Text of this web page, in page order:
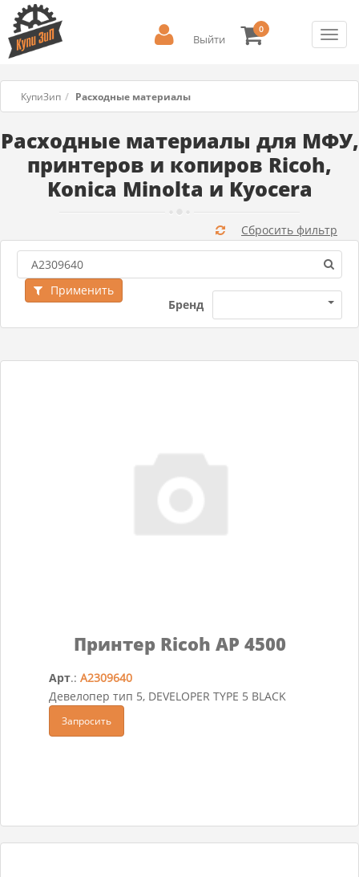
Выйти
0
КупиЗип Расходные материалы
Расходные материалы для МФУ,
принтеров и копиров Ricoh,
Konica Minolta и Kyocera
Бренд
Применить
Сбросить фильтр
Принтер Ricoh AP 4500
Арт.: A2309640
Девелопер тип 5, DEVELOPER TYPE 5 BLACK
Запросить